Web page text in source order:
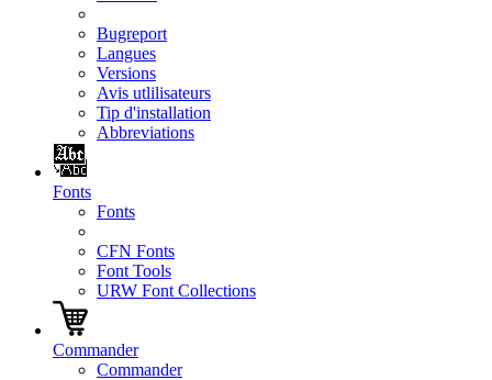
Bugreport
Langues
Versions
Avis utlilisateurs
Tip d'installation
Abbreviations
Fonts
Fonts
CFN Fonts
Font Tools
URW Font Collections
Commander
Commander